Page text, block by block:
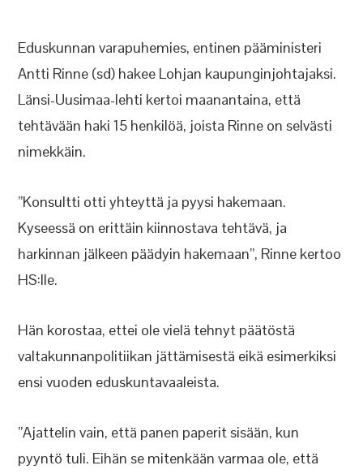
Eduskunnan varapuhemies, entinen pääministeri
Antti Rinne (sd) hakee Lohjan kaupunginjohtajaksi.
Länsi-Uusimaa-lehti kertoi maanantaina, että
tehtävään haki 15 henkilöä, joista Rinne on selvästi
nimekkäin.
”Konsultti otti yhteyttä ja pyysi hakemaan.
Kyseessä on erittäin kiinnostava tehtävä, ja
harkinnan jälkeen päädyin hakemaan”, Rinne kertoo
HS:lle.
Hän korostaa, ettei ole vielä tehnyt päätöstä
valtakunnanpolitiikan jättämisestä eikä esimerkiksi
ensi vuoden eduskuntavaaleista.
”Ajattelin vain, että panen paperit sisään, kun
pyyntö tuli. Eihän se mitenkään varmaa ole, että